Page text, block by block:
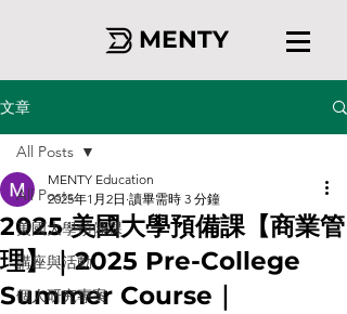
MENTY
文章
All Posts
美國大學預備課
講座與活動
個人研究專案
All Posts
2025 美國大學預備課【商業管
理】｜2025 Pre-College
Summer Course｜
MENTY Education
2025年1月2日 讀畢需時 3 分鐘